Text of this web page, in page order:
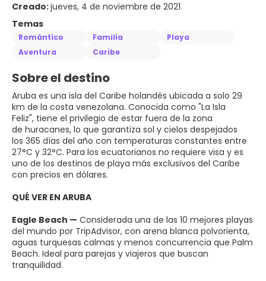
Creado:jueves, 4 de noviembre de 2021
Temas
Romántico Familia
Playa
Aventura
Caribe
Sobre el destino
Aruba es una isla del Caribe holandés ubicada a solo 29
km de la costa venezolana. Conocida como "La Isla
Feliz", tiene el privilegio de estar fuera de la zona
de huracanes, lo que garantiza sol y cielos despejados
los 365 días del año con temperaturas constantes entre
27°C y 32°C. Para los ecuatorianos no requiere visa y es
uno de los destinos de playa más exclusivos del Caribe
con precios en dólares.
QUÉ VER EN ARUBA
Eagle Beach — Considerada una de las 10 mejores playas
del mundo por TripAdvisor, con arena blanca polvorienta,
aguas turquesas calmas y menos concurrencia que Palm
Beach. Ideal para parejas y viajeros que buscan
tranquilidad.